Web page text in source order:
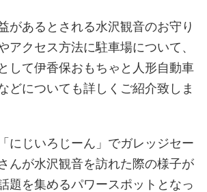
があるとされる水沢観音のお守り
アクセス方法に駐車場について、
して伊香保おもちゃと人形自動車
どについても詳しくご紹介致しま
にじいろじーん」でガレッジセー
んが水沢観音を訪れた際の様子が
題を集めるパワースポットとなっ